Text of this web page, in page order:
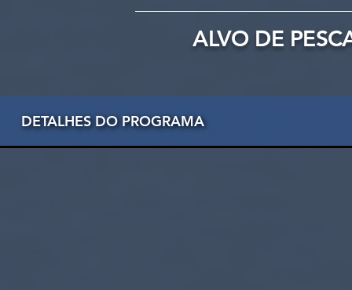
ALVO DE
DETALHES DO PROGRAMA